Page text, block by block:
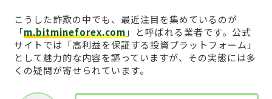
こうした詐欺の中でも、最近注目を集めているのが
「m.bitmineforex.com」と呼ばれる業者です。公式
サイトでは「高利益を保証する投資プラットフォーム」
として魅力的な内容を謳っていますが、その実態には多
くの疑問が寄せられています。